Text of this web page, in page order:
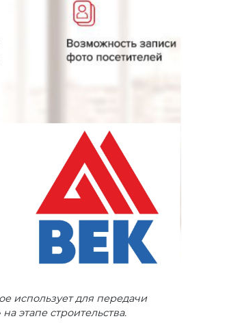
использует для передачи
этапе строительства.